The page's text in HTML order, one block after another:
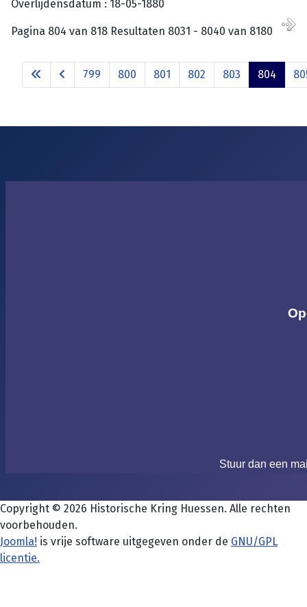
Overlijdensdatum : 18-05-1880
Pagina 804 van 818 Resultaten 8031 - 8040 van 8180
799 800 801 802 803 804
Stuur dan een
Copyright © 2026 Historische Kring Huessen. Alle rechten
voorbehouden.
Joomla! is vrije software uitgegeven onder de GNU/GPL
licentie.